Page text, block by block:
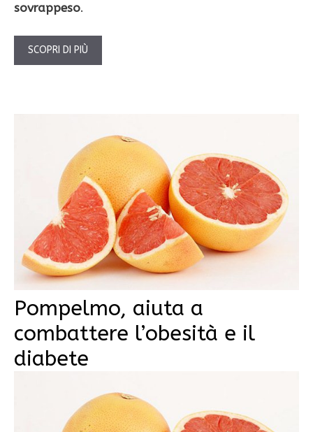
sovrappeso.
SCOPRI DI PIÙ
Pompelmo, aiuta a
combattere l’obesità e il
diabete